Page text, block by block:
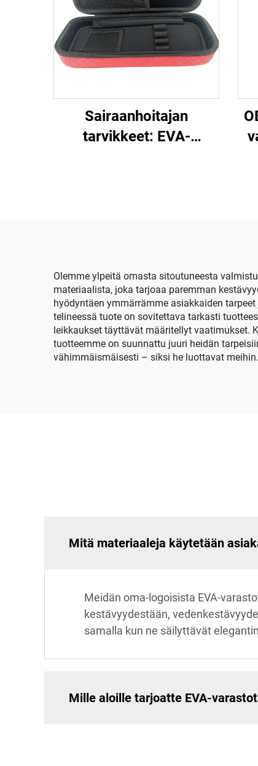
Sairaanhoitajan
tarvikkeet: EVA-
stetoskooppeihin
Olemme ylpeitä omasta sitoutuneesta
materiaalista, joka tarjoaa paremman
hyödyntäen ymmärrämme asiakkaiden
telineessä tuote on sovitettava tarkasti
leikkaukset täyttävät määritellyt vaatimukset.
tuotteemme on suunnattu juuri heidän
vähimmäismäisesti – siksi he luottavat meihin.
Mitä materiaaleja käytetään
Meidän oma-logoisista EVA-
kestävyydestään,
samalla kun ne säilyttävät
Mille aloille tarjoatte EVA-